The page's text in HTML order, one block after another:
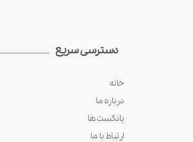
دسترسی سریع
خانه
درباره ما
پادکست ها
ارتباط با ما